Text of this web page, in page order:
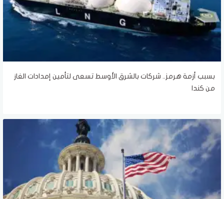
بسبب أزمة هرمز.. شركات بالشرق الأوسط تسعى لتأمين إمدادات الغاز
من كندا